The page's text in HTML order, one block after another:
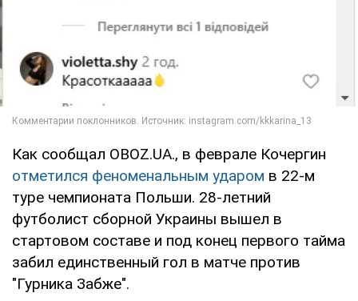
Как сообщал OBOZ.UA., в феврале Кочергин
отметился феноменальным ударом в 22-м
туре чемпионата Польши. 28-летний
футболист сборной Украины вышел в
стартовом составе и под конец первого тайма
забил единственный гол в матче против
"Гурника Забже".